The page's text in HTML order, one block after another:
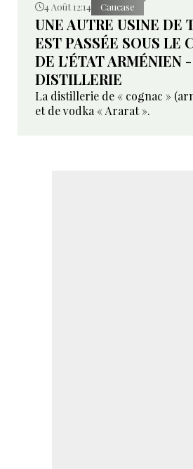
4 Août 12:14 Caucase
UNE AUTRE USINE DE
EST PASSÉE SOUS LE
DE L’ÉTAT ARMÉNIEN
DISTILLERIE
La distillerie de « cognac »
et de vodka « Ararat ».